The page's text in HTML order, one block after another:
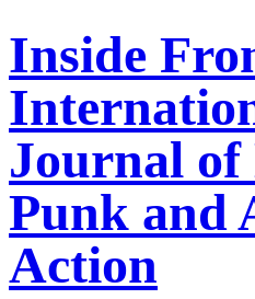
Inside
Journal of
Punk and
Action